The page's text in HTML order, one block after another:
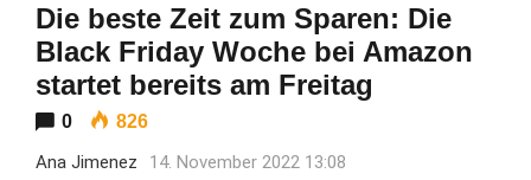
Die beste Zeit zum Sparen: Die
Black Friday Woche bei Amazon
startet bereits am Freitag
0 826
Ana Jimenez 14. November 2022 13:08